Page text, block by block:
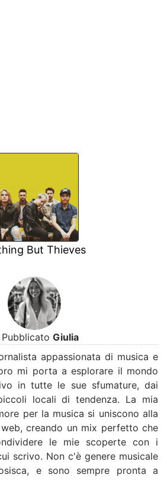
But Thieves
Giulia
appassionata di musica e
mi porta a esplorare il mondo
in tutte le sue sfumature, dai
locali di tendenza. La mia
per la musica si uniscono alla
creando un mix perfetto che
le mie scoperte con i
scrivo. Non c'è genere musicale
e sono sempre pronta a